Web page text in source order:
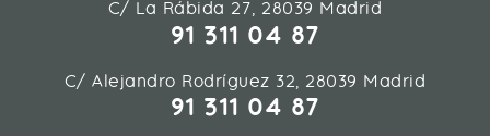
C/ La Rábida 27, 28039 Madrid
91 311 04 87
C/ Alejandro Rodríguez 32, 28039 Madrid
91 311 04 87